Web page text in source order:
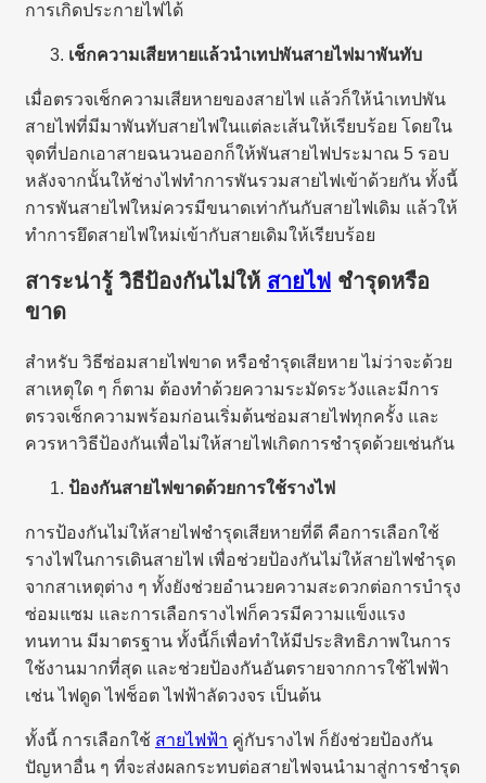
การเกิดประกายไฟได้
เช็กความเสียหายแล้วนำเทปพันสายไฟมาพันทับ
เมื่อตรวจเช็กความเสียหายของสายไฟ แล้วก็ให้นำเทปพัน
สายไฟที่มีมาพันทับสายไฟในแต่ละเส้นให้เรียบร้อย โดยใน
จุดที่ปอกเอาสายฉนวนออกก็ให้พันสายไฟประมาณ 5 รอบ
หลังจากนั้นให้ช่างไฟทำการพันรวมสายไฟเข้าด้วยกัน ทั้งนี้
การพันสายไฟใหม่ควรมีขนาดเท่ากันกับสายไฟเดิม แล้วให้
ทำการยึดสายไฟใหม่เข้ากับสายเดิมให้เรียบร้อย
สาระน่ารู้ วิธีป้องกันไม่ให้ สายไฟ ชำรุดหรือ
ขาด
สำหรับ วิธีซ่อมสายไฟขาด หรือชำรุดเสียหาย ไม่ว่าจะด้วย
สาเหตุใด ๆ ก็ตาม ต้องทำด้วยความระมัดระวังและมีการ
ตรวจเช็กความพร้อมก่อนเริ่มต้นซ่อมสายไฟทุกครั้ง และ
ควรหาวิธีป้องกันเพื่อไม่ให้สายไฟเกิดการชำรุดด้วยเช่นกัน
ป้องกันสายไฟขาดด้วยการใช้รางไฟ
การป้องกันไม่ให้สายไฟชำรุดเสียหายที่ดี คือการเลือกใช้
รางไฟในการเดินสายไฟ เพื่อช่วยป้องกันไม่ให้สายไฟชำรุด
จากสาเหตุต่าง ๆ ทั้งยังช่วยอำนวยความสะดวกต่อการบำรุง
ซ่อมแซม และการเลือกรางไฟก็ควรมีความแข็งแรง
ทนทาน มีมาตรฐาน ทั้งนี้ก็เพื่อทำให้มีประสิทธิภาพในการ
ใช้งานมากที่สุด และช่วยป้องกันอันตรายจากการใช้ไฟฟ้า
เช่น ไฟดูด ไฟช็อต ไฟฟ้าลัดวงจร เป็นต้น
ทั้งนี้ การเลือกใช้ สายไฟฟ้า คู่กับรางไฟ ก็ยังช่วยป้องกัน
ปัญหาอื่น ๆ ที่จะส่งผลกระทบต่อสายไฟจนนำมาสู่การชำรุด